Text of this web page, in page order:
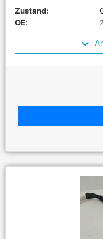
Zustand:
OE: